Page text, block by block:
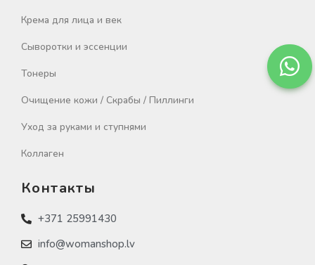
Крема для лица и век
Сыворотки и эссенции
Тонеры
Очищение кожи / Скрабы / Пиллинги
Уход за руками и ступнями
Коллаген
Контакты
+371 25991430
info@womanshop.lv